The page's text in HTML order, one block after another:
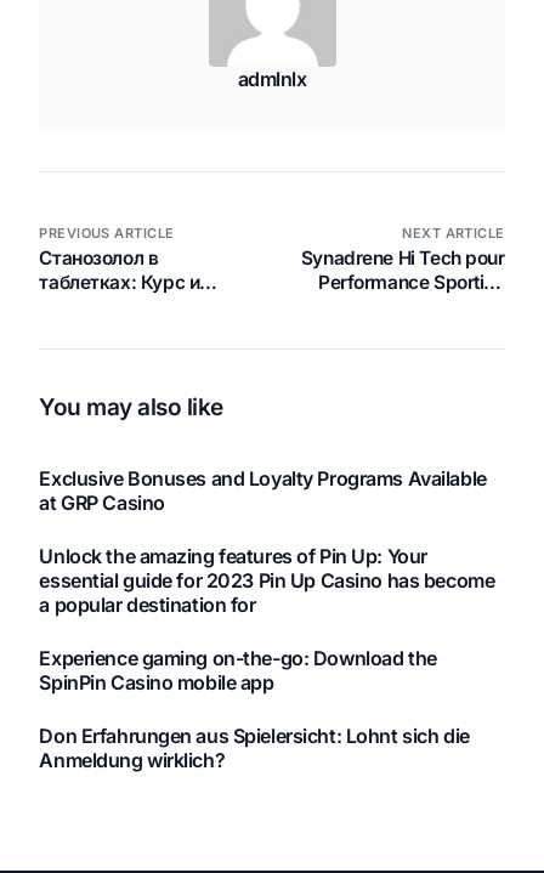
admlnlx
PREVIOUS ARTICLE
Станозолол в
таблетках: Курс и
NEXT ARTICLE
Synadrene Hi Tech pour
Performance Sportive
You may also like
Exclusive Bonuses and Loyalty Programs Available
at GRP Casino
Unlock the amazing features of Pin Up: Your
essential guide for 2023 Pin Up Casino has become
a popular destination for
Experience gaming on-the-go: Download the
SpinPin Casino mobile app
Don Erfahrungen aus Spielersicht: Lohnt sich die
Anmeldung wirklich?